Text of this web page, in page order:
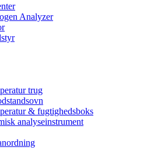
Analyzer
trug
& fugtighedsboks
analyseinstrument